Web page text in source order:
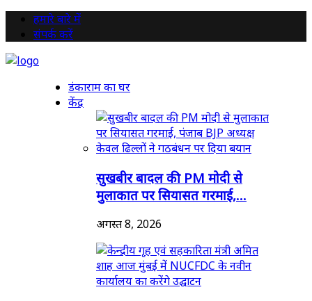
हमारे बारे में
संपर्क करें
डंकाराम का घर
केंद्र
सुखबीर बादल की PM मोदी से
मुलाकात पर सियासत गरमाई,...
अगस्त 8, 2026